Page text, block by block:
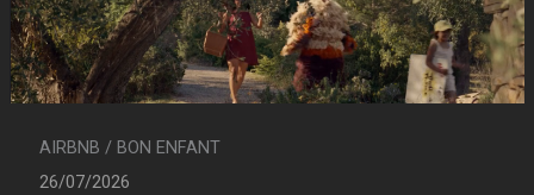
AIRBNB / BON ENFANT
26/07/2026